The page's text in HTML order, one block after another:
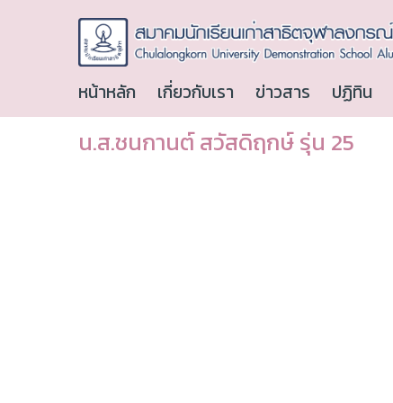
หน้าหลัก เกี่ยวกับเรา ข่าวสาร ปฏิทิน
น.ส.ชนกานต์ สวัสดิฤกษ์ รุ่น 25